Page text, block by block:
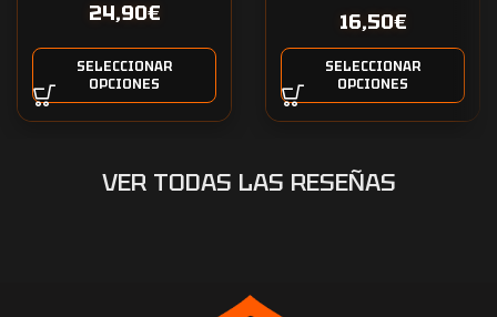
24,90€
SELECCIONAR
OPCIONES
16,50€
SELECCIONAR
OPCIONES
VER TODAS LAS RESEÑAS